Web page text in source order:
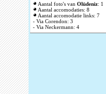
Aantal foto's van Olüdeniz: 1
Aantal accomodaties: 8
Aantal accomodatie links: 7
- Via Corendon: 3
- Via Neckermann: 4